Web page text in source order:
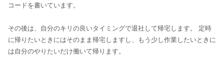
コードを書いています。
その後は、自分のキリの良いタイミングで退社して帰宅します。 定時
に帰りたいときにはそのまま帰宅しますし、もう少し作業したいときに
は自分のやりたいだけ働いて帰ります。